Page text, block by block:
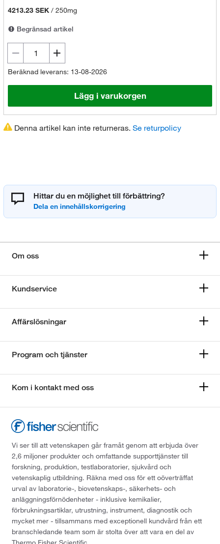
4213.23 SEK/ 250mg
Begränsad artikel
Beräknad leverans: 13-08-2026
Lägg i varukorgen
Denna artikel kan inte returneras. Se returpolicy
Hittar du en möjlighet till förbättring?
Om oss
Kundservice
Affärslösningar
Program och tjänster
Kom i kontakt med oss
Vi ser till att vetenskapen går framåt genom att erbjuda över
2,6 miljoner produkter och omfattande supporttjänster till
forskning, produktion, testlaboratorier, sjukvård och
vetenskaplig utbildning. Räkna med oss för ett oöverträffat
urval av laboratorie-, biovetenskaps-, säkerhets- och
anläggningsförnödenheter - inklusive kemikalier,
förbrukningsartiklar, utrustning, instrument, diagnostik och
mycket mer - tillsammans med exceptionell kundvård från ett
branschledande team som är stolta över att vara en del av